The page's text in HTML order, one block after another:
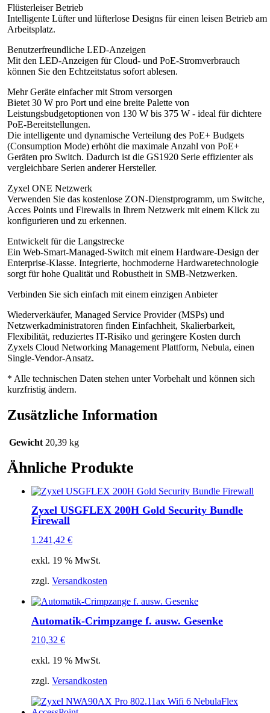
Flüsterleiser Betrieb
Intelligente Lüfter und lüfterlose Designs für einen leisen Betrieb am
Arbeitsplatz.
Benutzerfreundliche LED-Anzeigen
Mit den LED-Anzeigen für Cloud- und PoE-Stromverbrauch
können Sie den Echtzeitstatus sofort ablesen.
Mehr Geräte einfacher mit Strom versorgen
Bietet 30 W pro Port und eine breite Palette von
Leistungsbudgetoptionen von 130 W bis 375 W - ideal für dichtere
PoE-Bereitstellungen.
Die intelligente und dynamische Verteilung des PoE+ Budgets
(Consumption Mode) erhöht die maximale Anzahl von PoE+
Geräten pro Switch. Dadurch ist die GS1920 Serie effizienter als
vergleichbare Serien anderer Hersteller.
Zyxel ONE Netzwerk
Verwenden Sie das kostenlose ZON-Dienstprogramm, um Switche,
Acces Points und Firewalls in Ihrem Netzwerk mit einem Klick zu
konfigurieren und zu erkennen.
Entwickelt für die Langstrecke
Ein Web-Smart-Managed-Switch mit einem Hardware-Design der
Enterprise-Klasse. Integrierte, hochmoderne Hardwaretechnologie
sorgt für hohe Qualität und Robustheit in SMB-Netzwerken.
Verbinden Sie sich einfach mit einem einzigen Anbieter
Wiederverkäufer, Managed Service Provider (MSPs) und
Netzwerkadministratoren finden Einfachheit, Skalierbarkeit,
Flexibilität, reduziertes IT-Risiko und geringere Kosten durch
Zyxels Cloud Networking Management Plattform, Nebula, einen
Single-Vendor-Ansatz.
* Alle technischen Daten stehen unter Vorbehalt und können sich
kurzfristig ändern.
Zusätzliche Information
Gewicht 20,39 kg
Ähnliche Produkte
Zyxel USGFLEX 200H Gold Security Bundle
Firewall
1.241,42 €
exkl. 19 % MwSt.
zzgl. Versandkosten
Automatik-Crimpzange f. ausw. Gesenke
210,32 €
exkl. 19 % MwSt.
zzgl. Versandkosten